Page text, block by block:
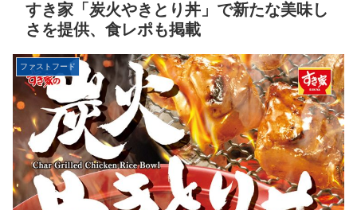
すき家「炭火やきとり丼」で新たな美味し
さを提供、食レポも掲載
ファストフード